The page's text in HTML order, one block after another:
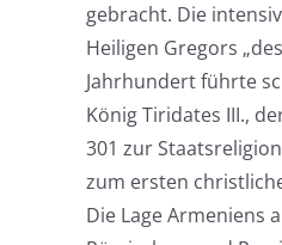
gebracht. Die
Heiligen Gregors
Jahrhundert führte
König Tiridates III.,
301 zur
zum ersten
Die Lage Armeniens